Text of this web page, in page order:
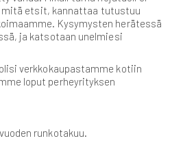
mitä etsit, kannattaa tutustuu
Kysymysten herätessä
ja katsotaan unelmiesi
verkkokaupastamme kotiin
loput perheyrityksen
runkotakuu.